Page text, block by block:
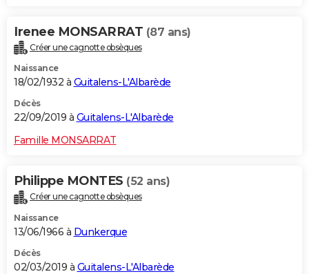
Irenee MONSARRAT (87 ans)
Créer une cagnotte obsèques
Naissance
18/02/1932 à Guitalens-L'Albarède
Décès
22/09/2019 à Guitalens-L'Albarède
Famille MONSARRAT
Philippe MONTES (52 ans)
Créer une cagnotte obsèques
Naissance
13/06/1966 à Dunkerque
Décès
02/03/2019 à Guitalens-L'Albarède